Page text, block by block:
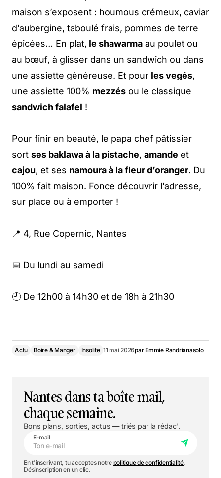
maison s’exposent : houmous crémeux, caviar
d’aubergine, taboulé frais, pommes de terre
épicées… En plat, le shawarma au poulet ou
au bœuf, à glisser dans un sandwich ou dans
une assiette généreuse. Et pour les vegés,
une assiette 100% mezzés ou le classique
sandwich falafel !
Pour finir en beauté, le papa chef pâtissier
sort ses baklawa à la pistache, amande et
cajou, et ses namoura à la fleur d’oranger. Du
100% fait maison. Fonce découvrir l’adresse,
sur place ou à emporter !
📍 4, Rue Copernic, Nantes
📅 Du lundi au samedi
🕘 De 12h00 à 14h30 et de 18h à 21h30
Actu Boire & Manger Insolite 11 mai 2026par Emmie Randrianasolo
Nantes dans ta boîte mail,
chaque semaine.
Bons plans, sorties, actus — triés par la rédac'.
E-mail
En t'inscrivant, tu acceptes notre politique de confidentialité.
Désinscription en un clic.